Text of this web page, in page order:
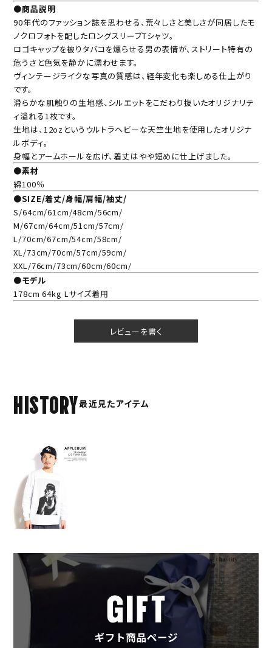
●商品説明
90年代のファッション誌を思わせる、荒々しさと美しさが同居したモ
ノクロフォトを配したロングスリーブTシャツ。
ロゴキャップを被りタバコを燻らせる男の表情が、ストリート特有の
危うさと色気を静かに漂わせます。
ヴィンテージライクな写真の質感は、経年変化も楽しめる仕上がり
です。
滑らかな肌触りの生地感、シルエットをこだわり抜いたオリジナリテ
ィ溢れる1枚です。
生地は、12ozというウルトラヘビーな天竺生地を使用したオリジナ
ルボディ。
身幅とアームホールを広げ、着丈はやや短めに仕上げました。
●素材
綿100％
●SIZE/着丈/身幅/肩幅/袖丈/
S/64cm/61cm/48cm/56cm/
M/67cm/64cm/51cm/57cm/
L/70cm/67cm/54cm/58cm/
XL/73cm/70cm/57cm/59cm/
XXL/76cm/73cm/60cm/60cm/
●モデル
178cm 64kg Lサイズ着用
レビューを書く
HISTORY最近見たアイテム